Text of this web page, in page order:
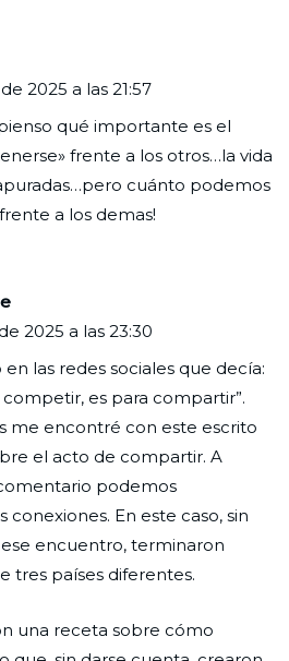
2025 a las 21:57
qué importante es el
frente a los otros…la vida
cuánto podemos
a los demas!
2025 a las 23:30
las redes sociales que decía:
es para compartir”.
me encontré con este escrito
el acto de compartir. A
podemos
En este caso, sin
encuentro, terminaron
tres países diferentes.
una receta sobre cómo